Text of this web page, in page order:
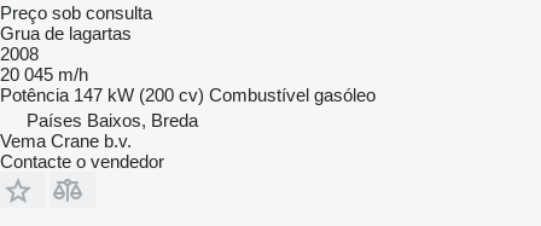
Preço sob consulta
Grua de lagartas
2008
20 045 m/h
Potência 147 kW (200 cv) Combustível gasóleo
Países Baixos, Breda
Vema Crane b.v.
Contacte o vendedor